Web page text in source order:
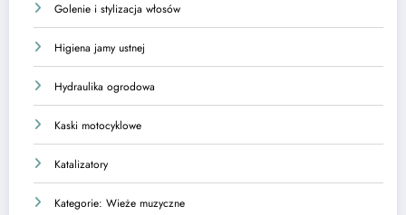
Golenie i stylizacja włosów
Higiena jamy ustnej
Hydraulika ogrodowa
Kaski motocyklowe
Katalizatory
Kategorie: Wieże muzyczne